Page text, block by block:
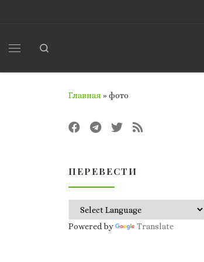
Главная »фото
ПЕРЕВЕСТИ
Powered by Translate